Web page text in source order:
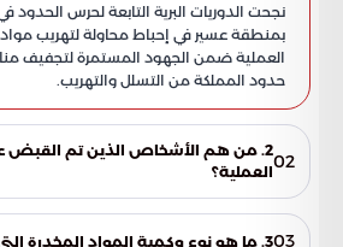
نجحت الدوريات البرية التابعة لحرس الحدود
بمنطقة عسير في إحباط محاولة لتهريب
العملية ضمن الجهود المستمرة لتجفيف
حدود المملكة من التسلل والتهريب.
02 2. من هم الأشخاص الذين تم القبض
العملية؟
تم القبض على شخصين من الجنسية اليمنية
الحدود بطريقة مخالفة للأنظمة. كان033. ما هو نوع وكمية المواد المخدرة التي تم ضبطها؟